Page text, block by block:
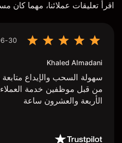
اقرأ تعليقات عملائنا، مهما كان
30
Khaled Almadani
سهولة السحب والإيداع متابعة
من قبل موظفين خدمة
الأربعة والعشرون ساعة